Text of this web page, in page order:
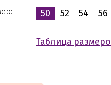
50 52 54 56
Таблица